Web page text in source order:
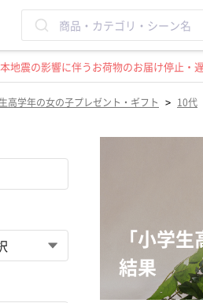
地震の影響に伴うお荷物のお届け停止・
高学年の女の子プレゼント・ギフト > 10代
「小学
結果